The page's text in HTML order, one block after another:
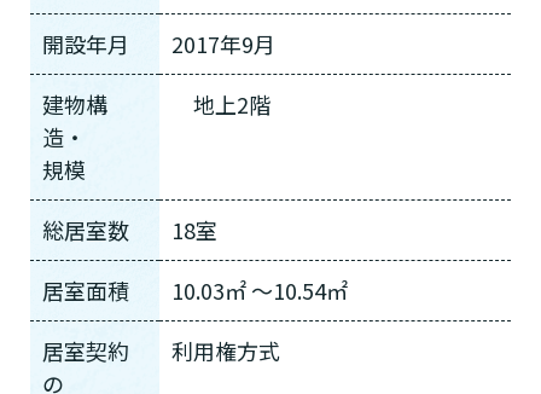
開設年月
2017年9月
建物構
造・
規模
地上2階
総居室数
18室
居室面積
10.03㎡ ～10.54㎡
居室契約
の
利用権方式